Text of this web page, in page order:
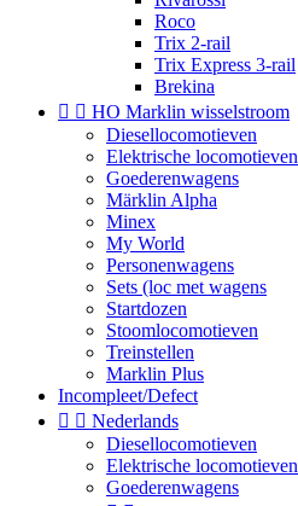
Roco
Trix 2-rail
Trix Express 3-rail
Brekina
  HO Marklin wisselstroom
Diesellocomotieven
Elektrische locomotieven
Goederenwagens
Märklin Alpha
Minex
My World
Personenwagens
Sets (loc met wagens
Startdozen
Stoomlocomotieven
Treinstellen
Marklin Plus
Incompleet/Defect
  Nederlands
Diesellocomotieven
Elektrische locomotieven
Goederenwagens